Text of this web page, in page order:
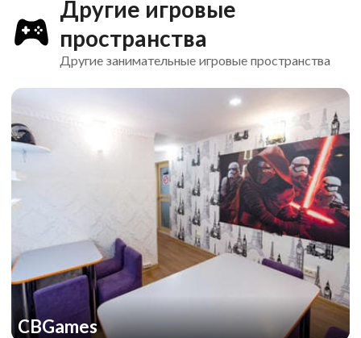
Другие игровые
пространства
Другие занимательные игровые пространства
CBGames